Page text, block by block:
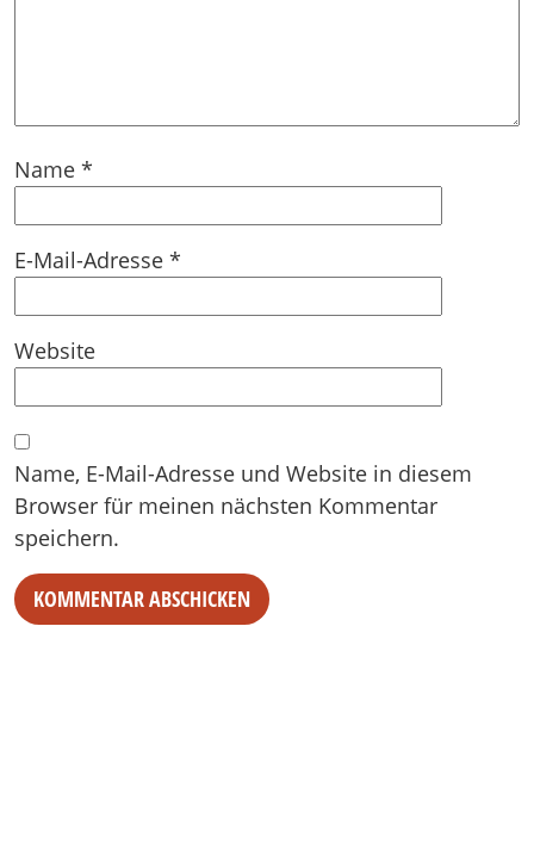
Name *
E-Mail-Adresse *
Website
Name, E-Mail-Adresse und Website in diesem
Browser für meinen nächsten Kommentar
speichern.